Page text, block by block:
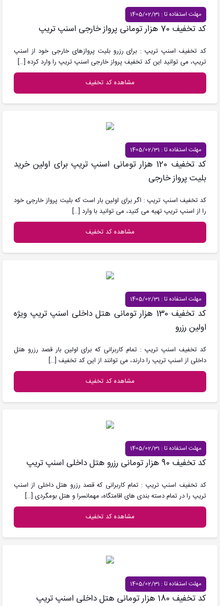
مهلت استفاده تا : 1405/02/31
کد تخفیف 70 هزار تومانی پرواز خارجی اسنپ تریپ
کد تخفیف اسنپ تریپ : برای رزرو بلیت پروازهای خارجی خود از اسنپ
تریپ، می توانید این کد تخفیف پرواز خارجی اسنپ تریپ را وارد کرده […]
مشاهده کد تخفیف
مهلت استفاده تا : 1405/02/31
کد تخفیف 120 هزار تومانی اسنپ تریپ برای اولین خرید
بلیت پرواز خارجی
کد تخفیف اسنپ تریپ : اگر برای اولین بار است که بلیت پرواز خارجی خود
را از اسنپ تریپ تهیه می کنید، می توانید با وارد […]
مشاهده کد تخفیف
مهلت استفاده تا : 1405/02/31
کد تخفیف 130 هزار تومانی هتل داخلی اسنپ تریپ ویژه
اولین رزرو
کد تخفیف اسنپ تریپ : تمام کاربرانی که برای اولین بار قصد رزرو هتل
داخلی از اسنپ تریپ را دارند، می توانند از این کد تخفیف […]
مشاهده کد تخفیف
مهلت استفاده تا : 1405/02/31
کد تخفیف 90 هزار تومانی رزرو هتل داخلی اسنپ تریپ
کد تخفیف اسنپ تریپ : تمام کاربرانی که قصد رزرو هتل داخلی از اسنپ
تریپ را در تمام دسته بندی های اقامتگاه، مهمانسرا و هتل بومگردی […]
مشاهده کد تخفیف
مهلت استفاده تا : 1405/02/31
کد تخفیف 180 هزار تومانی هتل داخلی اسنپ تریپ